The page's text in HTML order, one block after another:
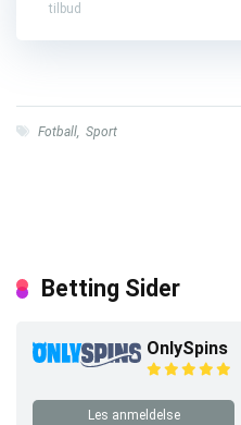
tilbud
Fotball, Sport
Betting Sider
OnlySpins
Les anmeldelse